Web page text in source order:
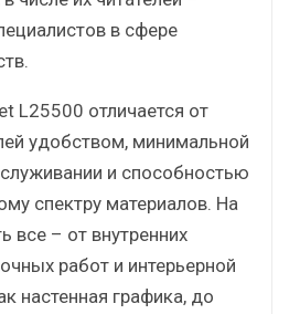
в сфере
L25500 отличается от
удобством, минимальной
и способностью
спектру материалов. На
все – от внутренних
работ и интерьерной
настенная графика, до